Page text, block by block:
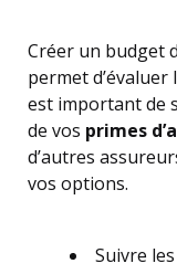
Créer un budget
permet
est important de
de vos primes
d’autres
vos options.
Suivre